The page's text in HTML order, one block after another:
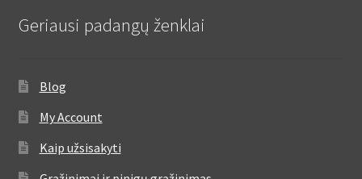
Geriausi padangų ženklai
Blog
My Account
Kaip užsisakyti